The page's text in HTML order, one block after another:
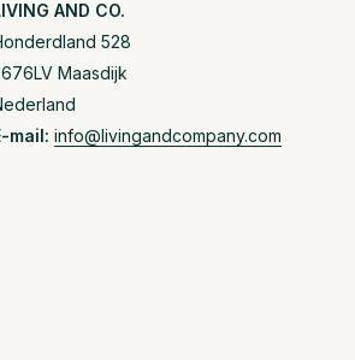
AND CO.
528
Maasdijk
mail: info@livingandcompany.com